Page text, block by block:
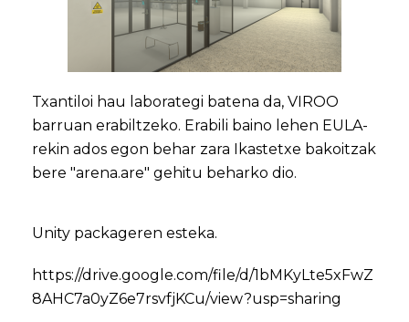
Txantiloi hau laborategi batena da, VIROO
barruan erabiltzeko. Erabili baino lehen EULA-
rekin ados egon behar zara Ikastetxe bakoitzak
bere "arena.are" gehitu beharko dio.
Unity packageren esteka.
https://drive.google.com/file/d/1bMKyLte5xFwZ
8AHC7a0yZ6e7rsvfjKCu/view?usp=sharing